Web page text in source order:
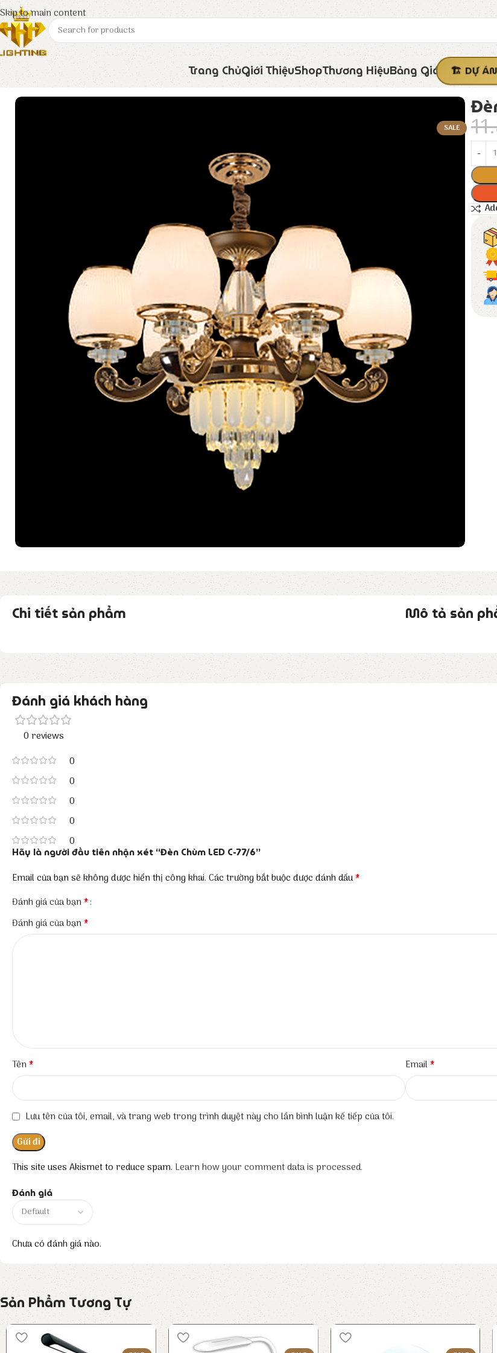
Skip to main content
Trang ChủGiới ThiệuShopThương HiệuBảng Giá DỰ
Trang chủ Euroto Đèn Trang Trí Đèn Chùm LED C-77/6
SALE
Chi tiết sản phẩm Mô tả sản
Đánh giá khách hàng
0 reviews
0
0
0
0
0
Đánh giá
Chưa có đánh giá nào.
Hãy là người đầu tiên nhận xét “Đèn Chùm LED C-77/6”
Email của bạn sẽ không được hiển thị công khai. Các trường bắt buộc được đánh dấu*
Đánh giá của bạn*
Đánh giá của bạn*
Tên* Email*
Lưu tên của tôi, email, và trang web trong trình duyệt này cho lần bình luận kế tiếp của tôi.
This site uses Akismet to reduce spam. Learn how your comment data is processed.
Sản Phẩm Tương Tự